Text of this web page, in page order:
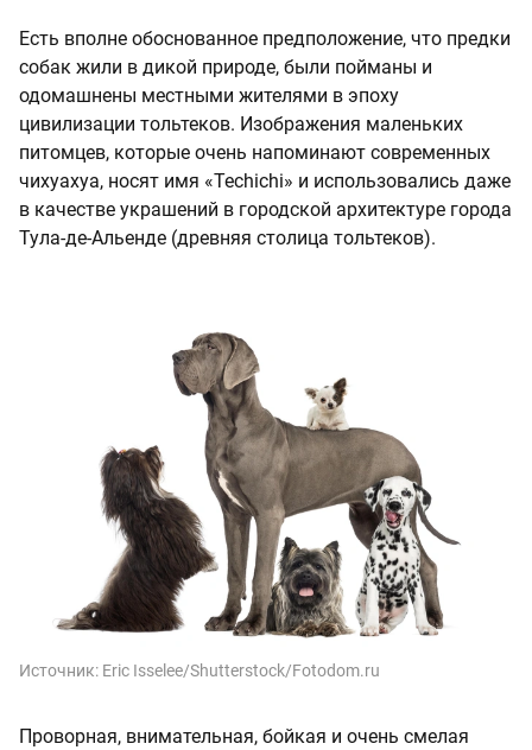
Есть вполне обоснованное предположение, что предки
собак жили в дикой природе, были пойманы и
одомашнены местными жителями в эпоху
цивилизации тольтеков. Изображения маленьких
питомцев, которые очень напоминают современных
чихуахуа, носят имя «Techichi» и использовались даже
в качестве украшений в городской архитектуре города
Тула-де-Альенде (древняя столица тольтеков).
Источник: Eric Isselee/Shutterstock/Fotodom.ru
Проворная, внимательная, бойкая и очень смелая